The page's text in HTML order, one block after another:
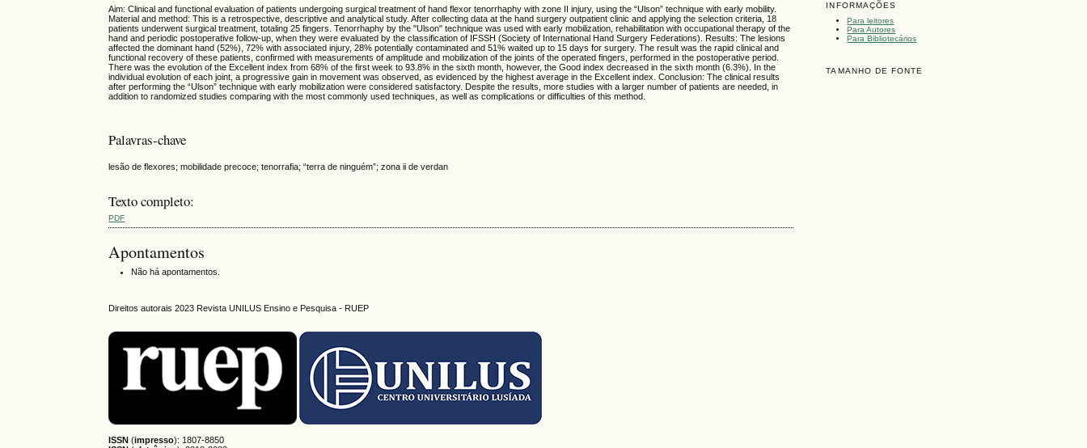
INFORMAÇÕES
Para leitores
Para Autores
Para Bibliotecários
TAMANHO DE FONTE
Aim: Clinical and functional evaluation of patients undergoing surgical treatment of hand flexor tenorrhaphy with zone II injury, using the “Ulson” technique with early mobility.
Material and method: This is a retrospective, descriptive and analytical study. After collecting data at the hand surgery outpatient clinic and applying the selection criteria, 18
patients underwent surgical treatment, totaling 25 fingers. Tenorrhaphy by the "Ulson" technique was used with early mobilization, rehabilitation with occupational therapy of the
hand and periodic postoperative follow-up, when they were evaluated by the classification of IFSSH (Society of International Hand Surgery Federations). Results: The lesions
affected the dominant hand (52%), 72% with associated injury, 28% potentially contaminated and 51% waited up to 15 days for surgery. The result was the rapid clinical and
functional recovery of these patients, confirmed with measurements of amplitude and mobilization of the joints of the operated fingers, performed in the postoperative period.
There was the evolution of the Excellent index from 68% of the first week to 93.8% in the sixth month, however, the Good index decreased in the sixth month (6.3%). In the
individual evolution of each joint, a progressive gain in movement was observed, as evidenced by the highest average in the Excellent index. Conclusion: The clinical results
after performing the “Ulson” technique with early mobilization were considered satisfactory. Despite the results, more studies with a larger number of patients are needed, in
addition to randomized studies comparing with the most commonly used techniques, as well as complications or difficulties of this method.
Palavras-chave
lesão de flexores; mobilidade precoce; tenorrafia; “terra de ninguém”; zona ii de verdan
Texto completo:
PDF
Apontamentos
Não há apontamentos.
Direitos autorais 2023 Revista UNILUS Ensino e Pesquisa - RUEP
ISSN (impresso): 1807-8850